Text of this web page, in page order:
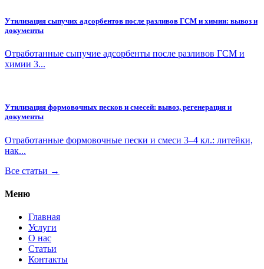
Утилизация сыпучих адсорбентов после разливов ГСМ и химии: вывоз и
документы
Отработанные сыпучие адсорбенты после разливов ГСМ и
химии 3...
Утилизация формовочных песков и смесей: вывоз, регенерация и
документы
Отработанные формовочные пески и смеси 3–4 кл.: литейки,
нак...
Все статьи →
Меню
Главная
Услуги
О нас
Статьи
Контакты